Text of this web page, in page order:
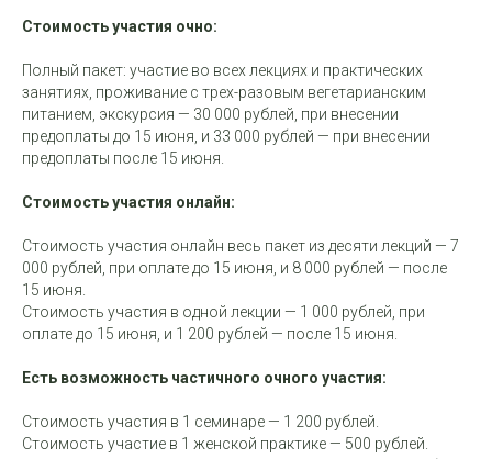
Стоимость участия очно:
Полный пакет: участие во всех лекциях и практических
занятиях, проживание с трех-разовым вегетарианским
питанием, экскурсия — 30 000 рублей, при внесении
предоплаты до 15 июня, и 33 000 рублей — при внесении
предоплаты после 15 июня.
Стоимость участия онлайн:
Стоимость участия онлайн весь пакет из десяти лекций — 7
000 рублей, при оплате до 15 июня, и 8 000 рублей — после
15 июня.
Стоимость участия в одной лекции — 1 000 рублей, при
оплате до 15 июня, и 1 200 рублей — после 15 июня.
Есть возможность частичного очного участия:
Стоимость участия в 1 семинаре — 1 200 рублей.
Стоимость участие в 1 женской практике — 500 рублей.